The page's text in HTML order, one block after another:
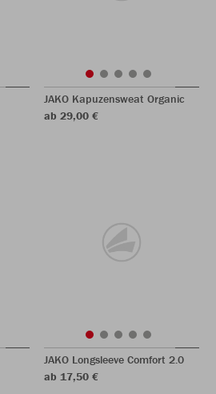
JAKO Kapuzensweat Organic
ab 29,00 €
JAKO Longsleeve Comfort 2.0
ab 17,50 €